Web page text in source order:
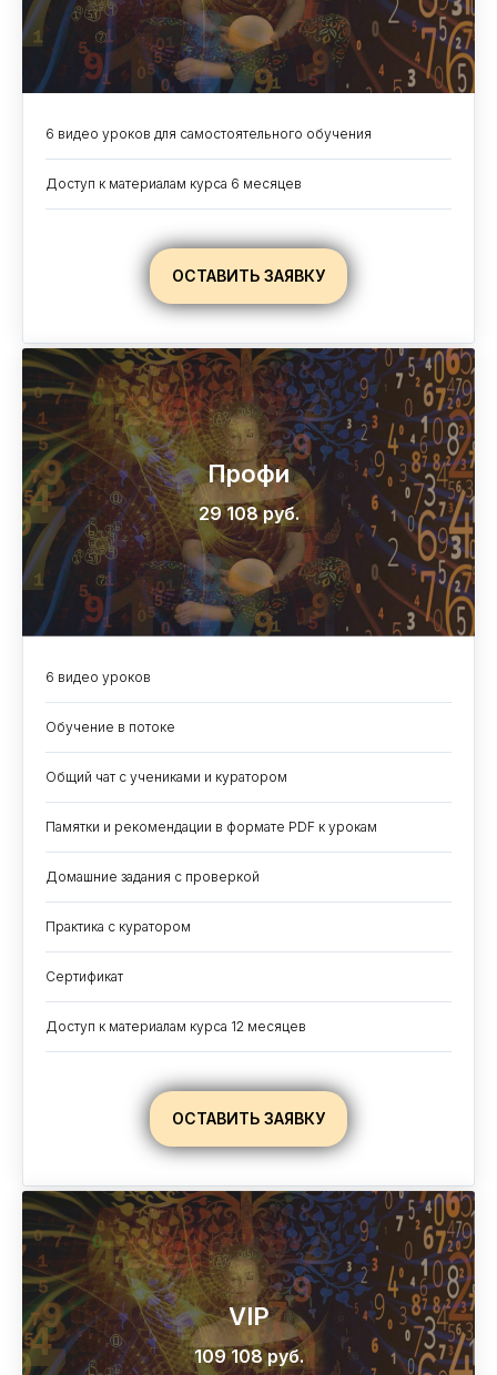
6 видео уроков для самостоятельного обучения
Доступ к материалам курса 6 месяцев
ОСТАВИТЬ ЗАЯВКУ
Профи
29 108 руб.
6 видео уроков
Обучение в потоке
Общий чат с учениками и куратором
Памятки и рекомендации в формате PDF к урокам
Домашние задания с проверкой
Практика с куратором
Сертификат
Доступ к материалам курса 12 месяцев
ОСТАВИТЬ ЗАЯВКУ
VIP
109 108 руб.